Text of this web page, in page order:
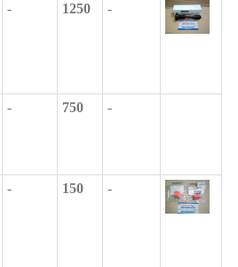
- 1250 -
- 750 -
- 150 -